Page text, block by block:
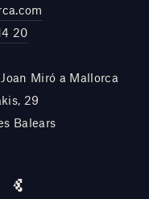
20
Miró a Mallorca
29
Balears